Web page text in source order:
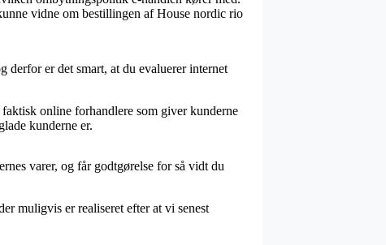
vidne om bestillingen af House nordic rio
derfor er det smart, at du evaluerer internet
online forhandlere som giver kunderne
kunderne er.
varer, og får godtgørelse for så vidt du
muligvis er realiseret efter at vi senest